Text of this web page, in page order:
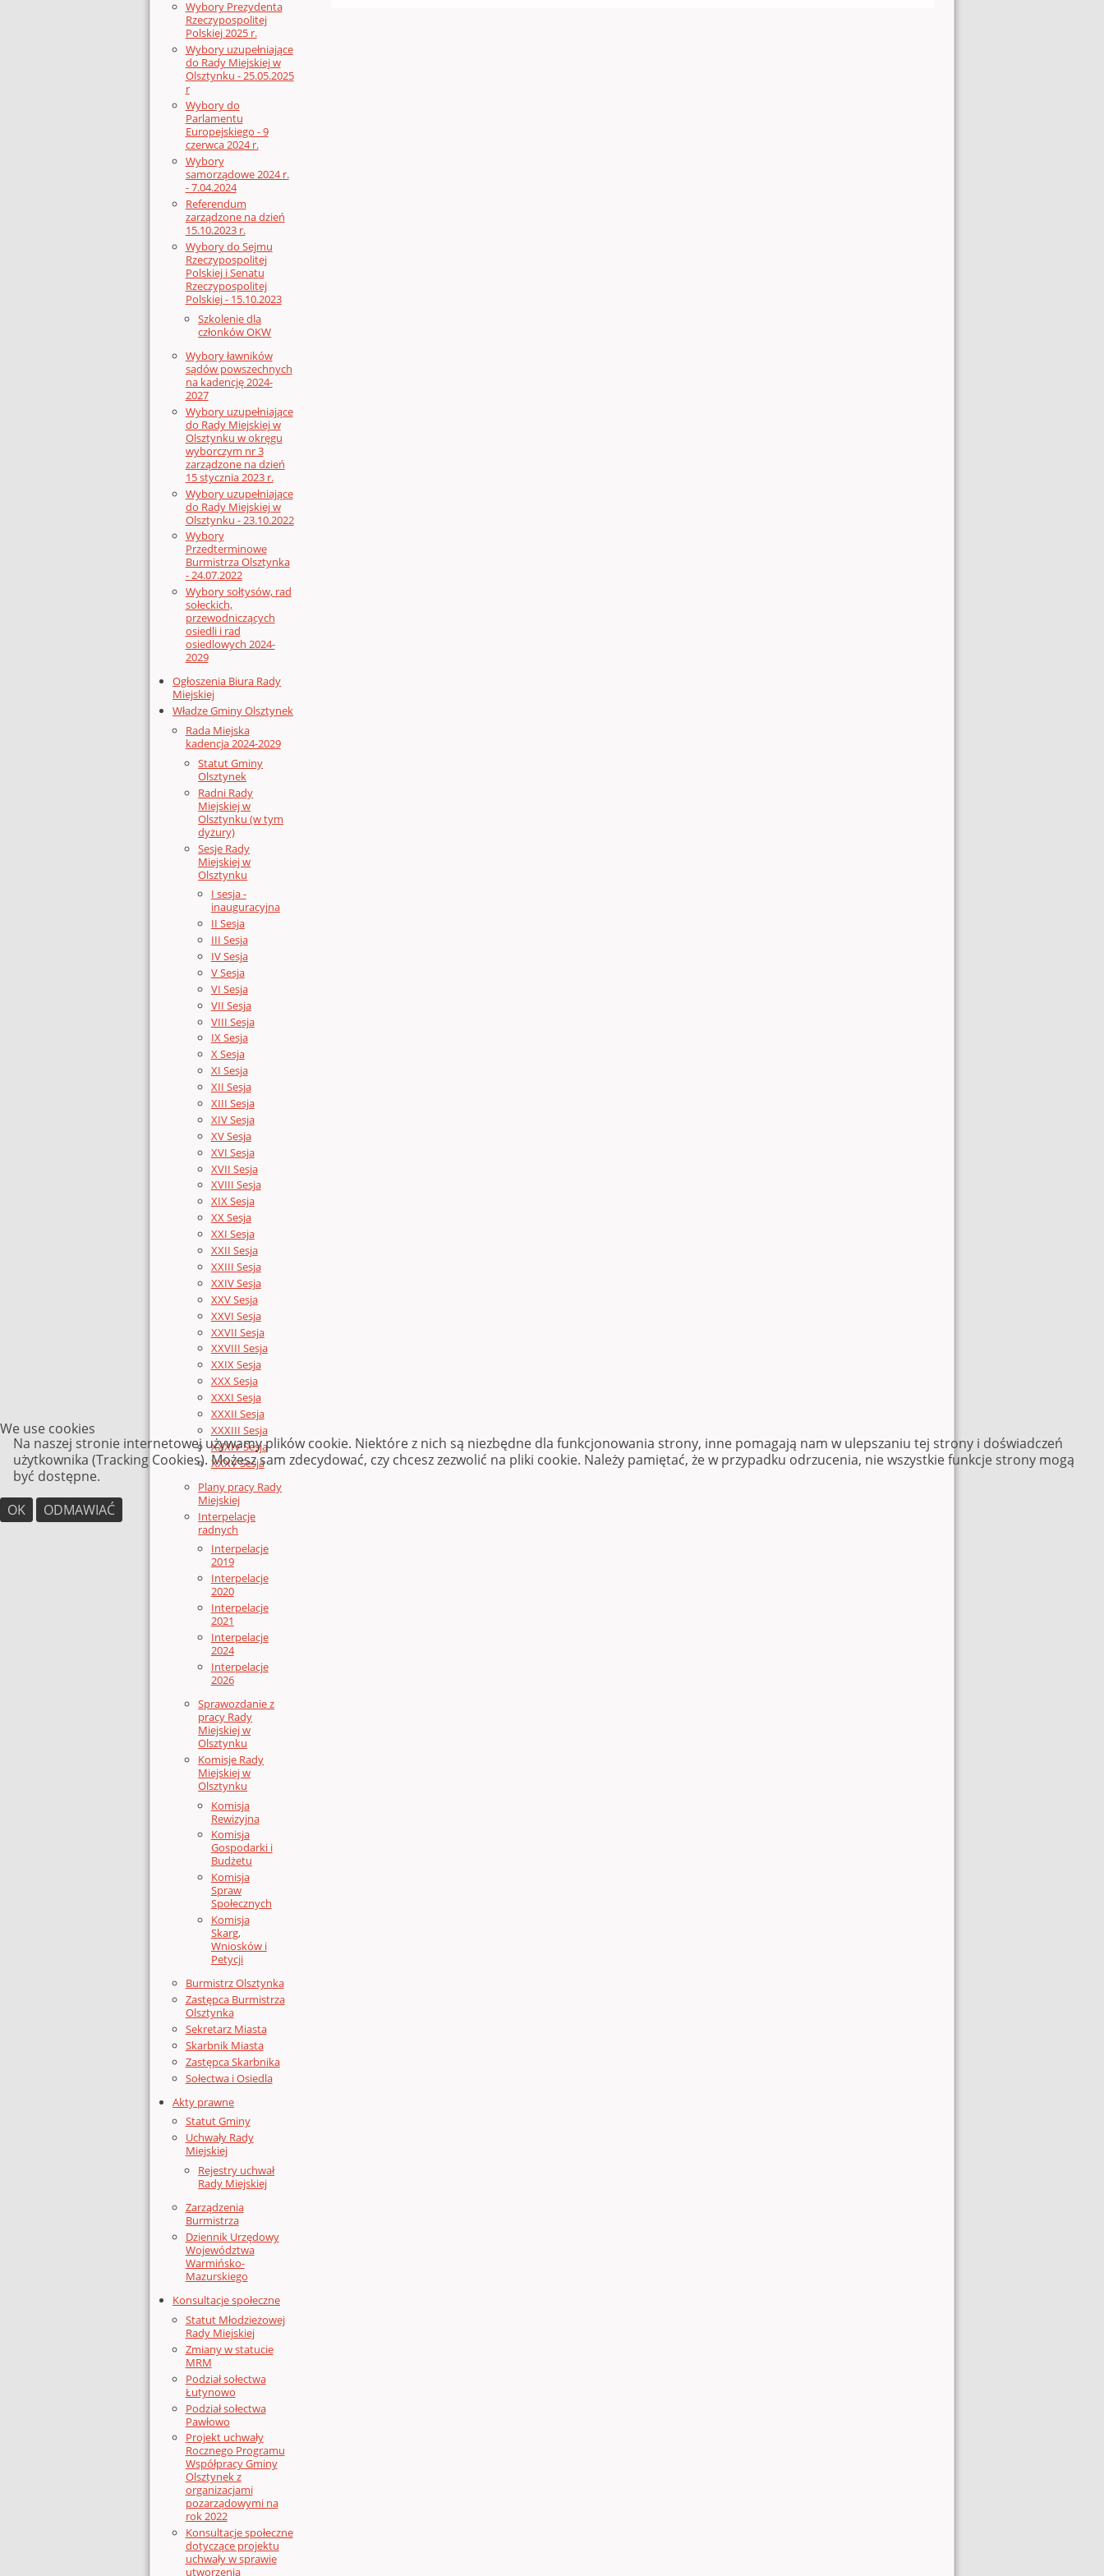
Wybory Prezydenta
Rzeczypospolitej
Polskiej 2025 r.
Wybory uzupełniające
do Rady Miejskiej w
Olsztynku - 25.05.2025
r
Wybory do
Parlamentu
Europejskiego - 9
czerwca 2024 r.
Wybory
samorządowe 2024 r.
- 7.04.2024
Referendum
zarządzone na dzień
15.10.2023 r.
Wybory do Sejmu
Rzeczypospolitej
Polskiej i Senatu
Rzeczypospolitej
Polskiej - 15.10.2023
Szkolenie dla
członków OKW
Wybory ławników
sądów powszechnych
na kadencję 2024-
2027
Wybory uzupełniające
do Rady Miejskiej w
Olsztynku w okręgu
wyborczym nr 3
zarządzone na dzień
15 stycznia 2023 r.
Wybory uzupełniające
do Rady Miejskiej w
Olsztynku - 23.10.2022
Wybory
Przedterminowe
Burmistrza Olsztynka
- 24.07.2022
Wybory sołtysów, rad
sołeckich,
przewodniczących
osiedli i rad
osiedlowych 2024-
2029
Ogłoszenia Biura Rady
Miejskiej
Władze Gminy Olsztynek
Rada Miejska
kadencja 2024-2029
Statut Gminy
Olsztynek
Radni Rady
Miejskiej w
Olsztynku (w tym
dyżury)
Sesje Rady
Miejskiej w
Olsztynku
I sesja -
inauguracyjna
II Sesja
III Sesja
IV Sesja
V Sesja
VI Sesja
VII Sesja
VIII Sesja
IX Sesja
X Sesja
XI Sesja
XII Sesja
XIII Sesja
XIV Sesja
XV Sesja
XVI Sesja
XVII Sesja
XVIII Sesja
XIX Sesja
XX Sesja
XXI Sesja
XXII Sesja
XXIII Sesja
XXIV Sesja
XXV Sesja
XXVI Sesja
XXVII Sesja
XXVIII Sesja
XXIX Sesja
XXX Sesja
XXXI Sesja
XXXII Sesja
XXXIII Sesja
XXXIV Sesja
XXXV Sesja
Plany pracy Rady
Miejskiej
Interpelacje
radnych
Interpelacje
2019
Interpelacje
2020
Interpelacje
2021
Interpelacje
2024
Interpelacje
2026
Sprawozdanie z
pracy Rady
Miejskiej w
Olsztynku
Komisje Rady
Miejskiej w
Olsztynku
Komisja
Rewizyjna
Komisja
Gospodarki i
Budżetu
Komisja
Spraw
Społecznych
Komisja
Skarg,
Wniosków i
Petycji
Burmistrz Olsztynka
Zastępca Burmistrza
Olsztynka
Sekretarz Miasta
Skarbnik Miasta
Zastępca Skarbnika
Sołectwa i Osiedla
Akty prawne
Statut Gminy
Uchwały Rady
Miejskiej
Rejestry uchwał
Rady Miejskiej
Zarządzenia
Burmistrza
Dziennik Urzędowy
Województwa
Warmińsko-
Mazurskiego
Konsultacje społeczne
Statut Młodzieżowej
Rady Miejskiej
Zmiany w statucie
MRM
Podział sołectwa
Łutynowo
Podział sołectwa
Pawłowo
Projekt uchwały
Rocznego Programu
Współpracy Gminy
Olsztynek z
organizacjami
pozarządowymi na
rok 2022
Konsultacje społeczne
dotyczące projektu
uchwały w sprawie
utworzenia
We use cookies
Na naszej stronie internetowej używamy plików cookie. Niektóre z nich są niezbędne dla funkcjonowania strony, inne pomagają nam w ulepszaniu tej strony i doświadczeń
użytkownika (Tracking Cookies). Możesz sam zdecydować, czy chcesz zezwolić na pliki cookie. Należy pamiętać, że w przypadku odrzucenia, nie wszystkie funkcje strony mogą
być dostępne.
OK
ODMAWIAĆ